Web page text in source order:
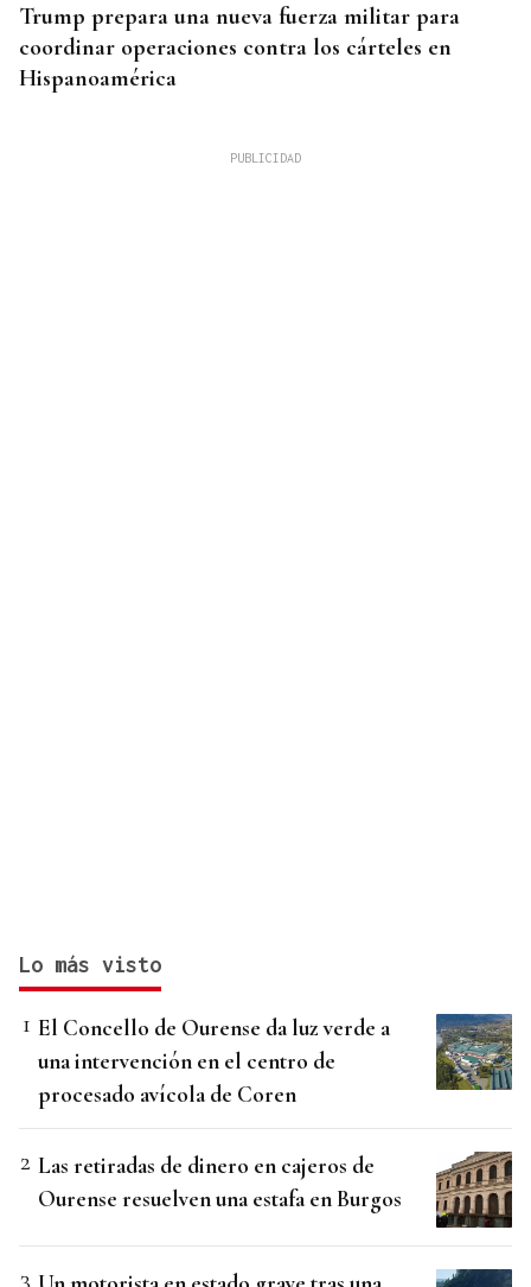
Trump prepara una nueva fuerza militar para
coordinar operaciones contra los cárteles en
Hispanoamérica
Lo más visto
El Concello de Ourense da luz verde a
una intervención en el centro de
procesado avícola de Coren
Las retiradas de dinero en cajeros de
Ourense resuelven una estafa en Burgos